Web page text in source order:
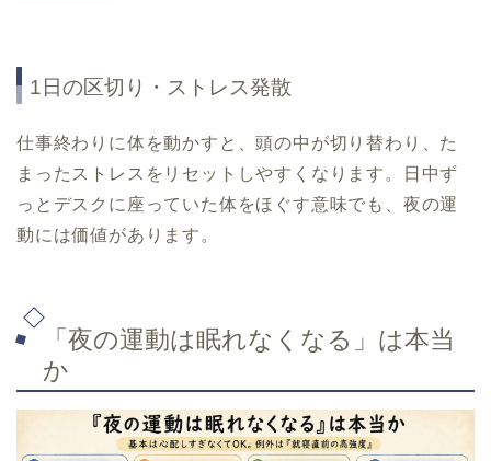
1日の区切り・ストレス発散
仕事終わりに体を動かすと、頭の中が切り替わり、た
まったストレスをリセットしやすくなります。日中ず
っとデスクに座っていた体をほぐす意味でも、夜の運
動には価値があります。
「夜の運動は眠れなくなる」は本当
か